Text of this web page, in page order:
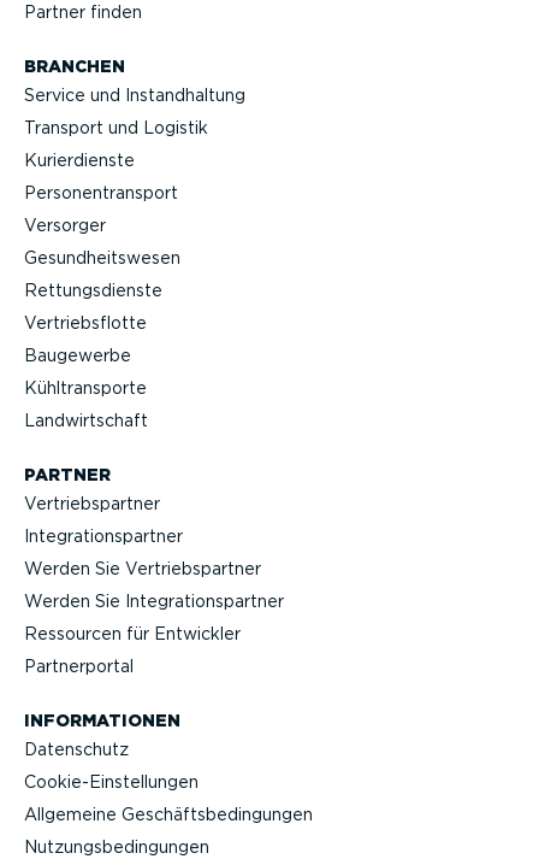
Partner finden
BRANCHEN
Service und Instand­haltung
Transport und Logistik
Kurier­dienste
Perso­nen­transport
Versorger
Gesund­heits­wesen
Rettungs­dienste
Vertriebs­flotte
Baugewerbe
Kühltrans­porte
Landwirt­schaft
PARTNER
Vertriebs­partner
Integra­ti­ons­partner
Werden Sie Vertriebs­partner
Werden Sie Integra­ti­ons­partner
Ressourcen für Entwickler
Partner­portal
INFOR­MA­TIONEN
Datenschutz
Cookie-Ein­stel­lungen
Allgemeine Geschäfts­be­din­gungen
Nutzungs­be­din­gungen